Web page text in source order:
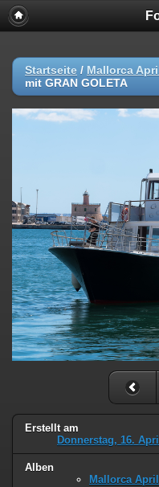
Startseite / Mallorca
mit GRAN GOLETA
Erstellt am
Donnerstag, 16.
Alben
Mallorca